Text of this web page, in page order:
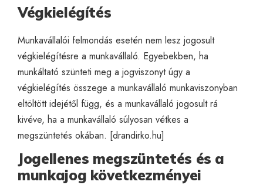
Végkielégítés
Munkavállalói felmondás esetén nem lesz jogosult
végkielégítésre a munkavállaló. Egyebekben, ha
munkáltató szünteti meg a jogviszonyt úgy a
végkielégítés összege a munkavállaló munkaviszonyban
eltöltött idejétől függ, és a munkavállaló jogosult rá
kivéve, ha a munkavállaló súlyosan vétkes a
megszüntetés okában. [drandirko.hu]
Jogellenes megszüntetés és a
munkajog következményei